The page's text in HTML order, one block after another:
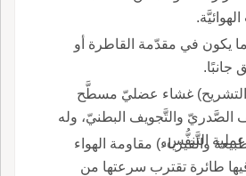
يكون في مقدّمة القاطرة أو
جانبًا.
(التشريح) غشاء عضليّ مسطَّح
الصَّدريّ والتَّجويف البطنيّ، وله
التَّنفُّس.
والفيزياء) مقاومة الهواء
طائرة تقترب سرعتها من